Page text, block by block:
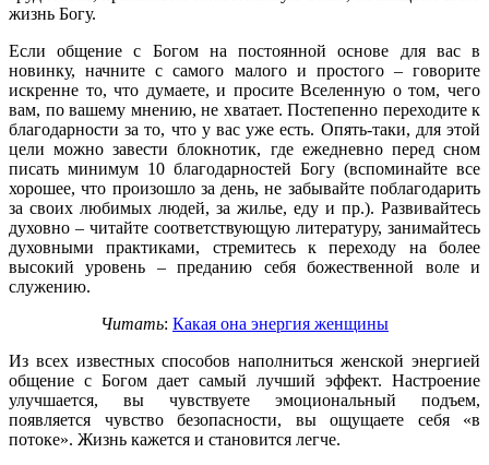
жизнь Богу.
Если общение с Богом на постоянной основе для вас в
новинку, начните с самого малого и простого – говорите
искренне то, что думаете, и просите Вселенную о том, чего
вам, по вашему мнению, не хватает. Постепенно переходите к
благодарности за то, что у вас уже есть. Опять-таки, для этой
цели можно завести блокнотик, где ежедневно перед сном
писать минимум 10 благодарностей Богу (вспоминайте все
хорошее, что произошло за день, не забывайте поблагодарить
за своих любимых людей, за жилье, еду и пр.). Развивайтесь
духовно – читайте соответствующую литературу, занимайтесь
духовными практиками, стремитесь к переходу на более
высокий уровень – преданию себя божественной воле и
служению.
Читать: Какая она энергия женщины
Из всех известных способов наполниться женской энергией
общение с Богом дает самый лучший эффект. Настроение
улучшается, вы чувствуете эмоциональный подъем,
появляется чувство безопасности, вы ощущаете себя «в
потоке». Жизнь кажется и становится легче.